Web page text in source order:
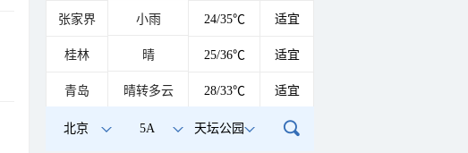
张家界 小雨 24/35℃ 适宜
桂林 晴 25/36℃ 适宜
青岛 晴转多云 28/33℃ 适宜
北京 5A 天坛公园